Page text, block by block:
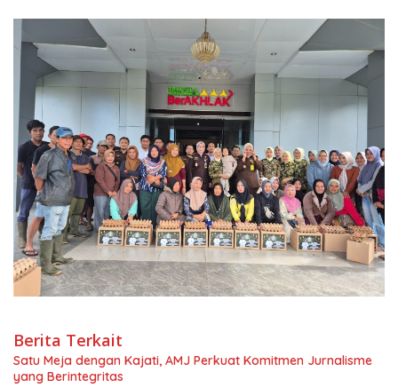
Berita Terkait
Satu Meja dengan Kajati, AMJ Perkuat Komitmen Jurnalisme
yang Berintegritas